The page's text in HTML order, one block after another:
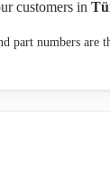
customers in
part numbers are